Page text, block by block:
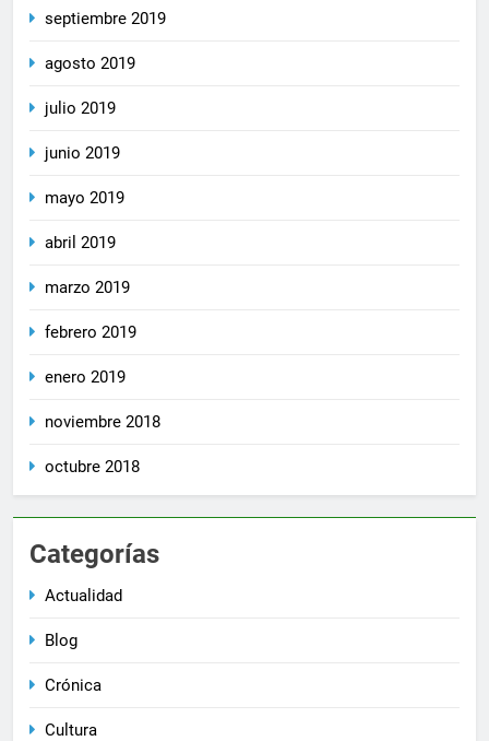
septiembre 2019
agosto 2019
julio 2019
junio 2019
mayo 2019
abril 2019
marzo 2019
febrero 2019
enero 2019
noviembre 2018
octubre 2018
Categorías
Actualidad
Blog
Crónica
Cultura